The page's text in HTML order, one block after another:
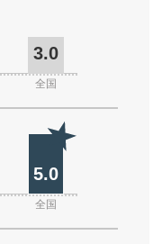
3.0
全国
5.0
全国